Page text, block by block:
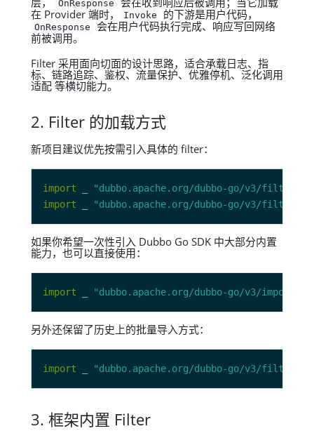
OnResponse
在 Provider 端时，
Invoke 的下游是用户代码，
OnResponse
会在用户代码执行完成、响应写回网络
前被调用。
Filter 采用面向切面的设计思路，适合承载日志、指
标、链路追踪、鉴权、流量保护、优雅停机、泛化调用
适配 等横切能力。
2. Filter 的加载方式
新项目建议优先按需引入具体的 filter：
import
"dubbo.apache.org/dubbo-go/v3/filter/
import
"dubbo.apache.org/dubbo-go/v3/filter/
如果你希望一次性引入 Dubbo Go SDK 中大部分内置
能力，也可以直接使用：
import "dubbo.apache.org/dubbo-go/v3/imports"
另外还保留了历史上的批量导入方式：
import "dubbo.apache.org/dubbo-go/v3/filter/
3. 框架内置 Filter